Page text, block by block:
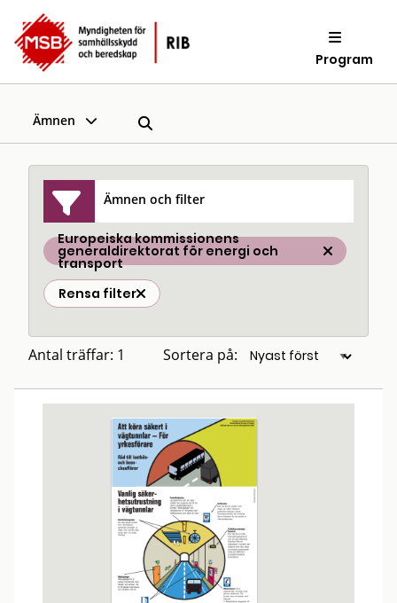
Program
Ämnen
Ämnen och filter
Europeiska kommissionens
generaldirektorat för energi och
transport
Rensa filter
Antal träffar: 1 Sortera på: